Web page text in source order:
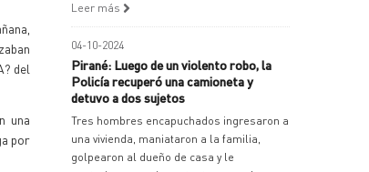
del
una
por
Leer más
04-10-2024
Pirané: Luego de un violento robo, la
Policía recuperó una camioneta y
detuvo a dos sujetos
Tres hombres encapuchados ingresaron a
una vivienda, maniataron a la familia,
golpearon al dueño de casa y le